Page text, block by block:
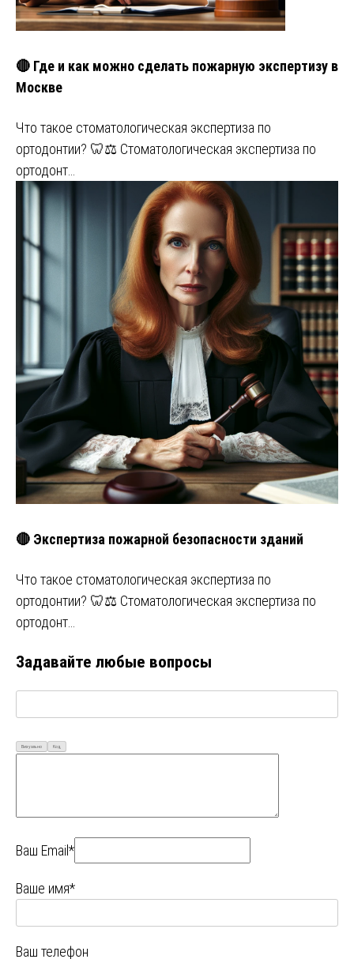
🔴 Где и как можно сделать пожарную экспертизу в
Москве
Что такое стоматологическая экспертиза по
ортодонтии? 🦷⚖️ Стоматологическая экспертиза по
ортодонт…
🔴 Экспертиза пожарной безопасности зданий
Что такое стоматологическая экспертиза по
ортодонтии? 🦷⚖️ Стоматологическая экспертиза по
ортодонт…
Задавайте любые вопросы
Визуально Код
Ваш Email*
Ваше имя*
Ваш телефон